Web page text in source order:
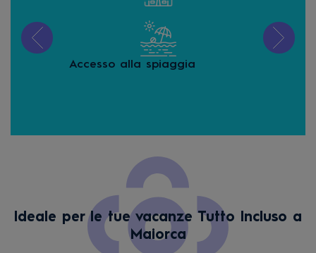
Accesso alla spiaggia
Ideale per le tue vacanze Tutto Incluso a
Maiorca